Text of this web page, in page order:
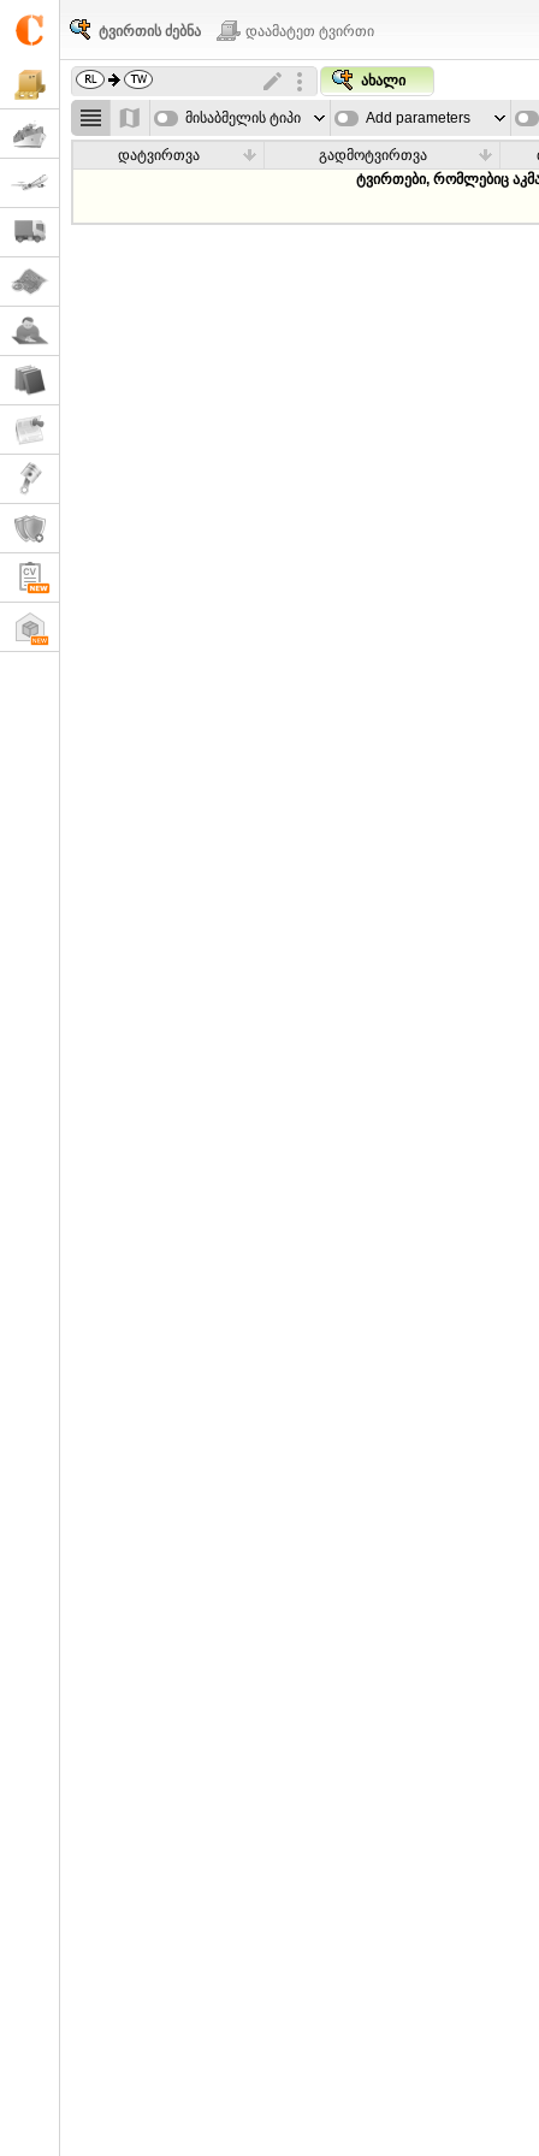
ტვირთის ძებნა დაამატეთ ტვირთი
ახალი
მისაბმელის ტიპი Add parameters
დატვირთვა გადმოტვირთვა
ტვირთები, რომლებიც